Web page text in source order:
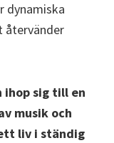
dynamiska
återvänder
ihop sig till en
musik och
liv i ständig